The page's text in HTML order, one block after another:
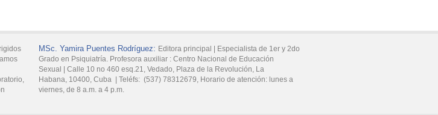
MSc. Yamira Puentes Rodríguez: Editora principal | Especialista de 1er y 2do
Grado en Psiquiatría. Profesora auxiliar : Centro Nacional de Educación
Sexual | Calle 10 no 460 esq.21, Vedado, Plaza de la Revolución, La
Habana, 10400, Cuba | Teléfs: (537) 78312679 , Horario de atención: lunes a
viernes, de 8 a.m. a 4 p.m.